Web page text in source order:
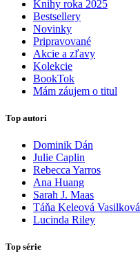
Knihy roka 2025
Bestsellery
Novinky
Pripravované
Akcie a zľavy
Kolekcie
BookTok
Mám záujem o titul
Top autori
Dominik Dán
Julie Caplin
Rebecca Yarros
Ana Huang
Sarah J. Maas
Táňa Keleová Vasilková
Lucinda Riley
Top série